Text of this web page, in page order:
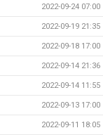
2022-09-24 07:00
2022-09-19 21:35
2022-09-18 17:00
2022-09-14 21:36
2022-09-14 11:55
2022-09-13 17:00
2022-09-11 18:05